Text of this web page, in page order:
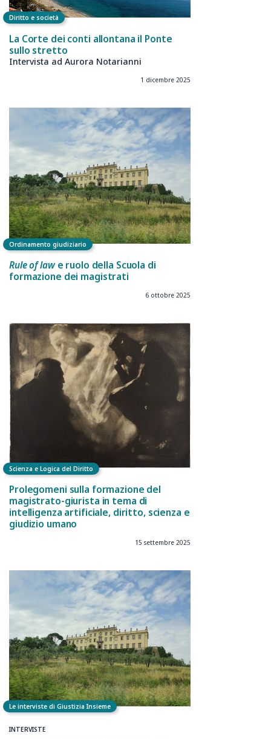
Diritto e società
La Corte dei conti allontana il Ponte
sullo stretto
Intervista ad Aurora Notarianni
1 dicembre 2025
Ordinamento giudiziario
Rule of lawe ruolo della Scuola di
formazione dei magistrati
6 ottobre 2025
Scienza e Logica del Diritto
Prolegomeni sulla formazione del
magistrato-giurista in tema di
intelligenza artificiale, diritto, scienza e
giudizio umano
15 settembre 2025
Le interviste di Giustizia Insieme
INTERVISTE